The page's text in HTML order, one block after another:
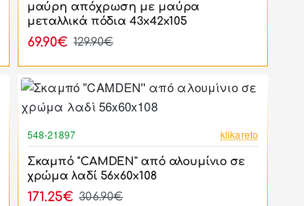
μαύρη απόχρωση με μαύρα
μεταλλικά πόδια 43x42x105
69.90€ 129.90€
548-21897 klikareto
Σκαμπό "CAMDEN'' από αλουμίνιο σε
χρώμα λαδί 56x60x108
171.25€ 306.90€